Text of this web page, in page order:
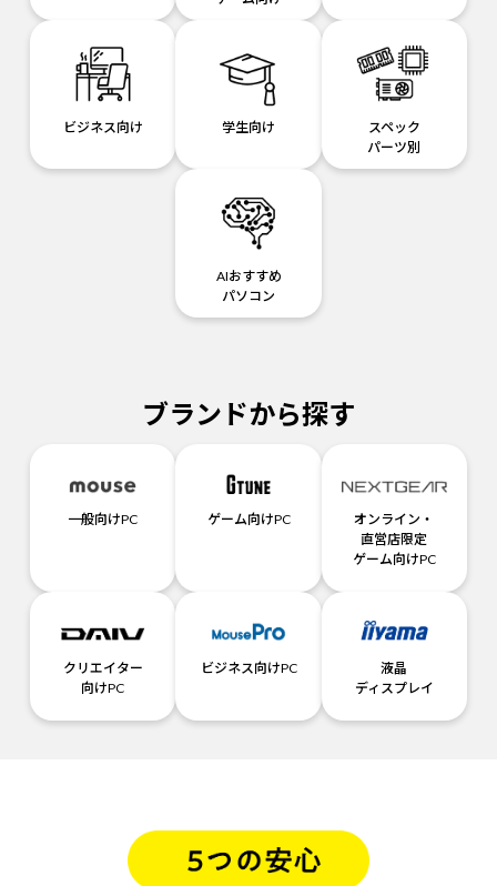
ビジネス向け 学生向け
スペック
パーツ別
AIおすすめ
パソコン
ブランドから探す
一般向けPC ゲーム向けPC
オンライン・
直営店限定
ゲーム向けPC
クリエイター
向けPC
ビジネス向けPC
液晶
ディスプレイ